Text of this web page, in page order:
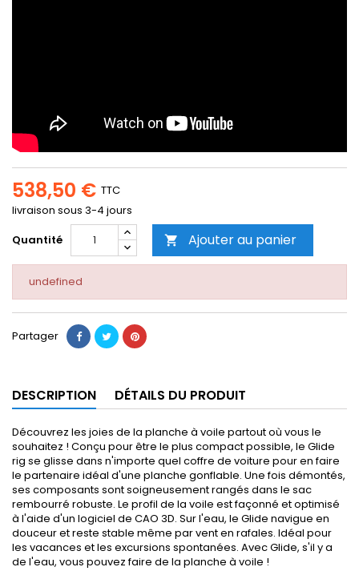
538,50 € TTC
livraison sous 3-4 jours
Quantité
 Ajouter au panier
undefined
Partager
DESCRIPTION DÉTAILS DU PRODUIT
Découvrez les joies de la planche à voile partout où vous le
souhaitez ! Conçu pour être le plus compact possible, le Glide
rig se glisse dans n'importe quel coffre de voiture pour en faire
le partenaire idéal d'une planche gonflable. Une fois démontés,
ses composants sont soigneusement rangés dans le sac
rembourré robuste. Le profil de la voile est façonné et optimisé
à l'aide d'un logiciel de CAO 3D. Sur l'eau, le Glide navigue en
douceur et reste stable même par vent en rafales. Idéal pour
les vacances et les excursions spontanées. Avec Glide, s'il y a
de l'eau, vous pouvez faire de la planche à voile !